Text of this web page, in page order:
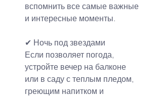
вспомнить все самые важные
и интересные моменты.
✔ Ночь под звездами
Если позволяет погода,
устройте вечер на балконе
или в саду с теплым пледом,
греющим напитком и